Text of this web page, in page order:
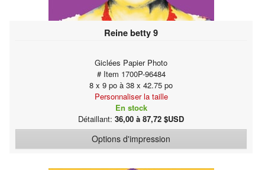
Reine betty 9
Giclées Papier Photo
# Item 1700P-96484
8 x 9 po à 38 x 42.75 po
Personnaliser la taille
En stock
Détaillant: 36,00 à 87,72 $USD
Options d'impression